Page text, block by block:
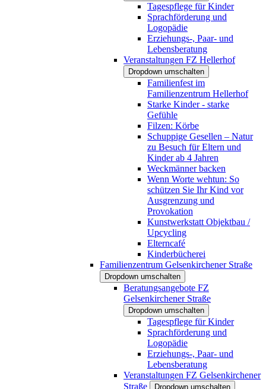
Tagespflege für Kinder
Sprachförderung und
Logopädie
Erziehungs-, Paar- und
Lebensberatung
Veranstaltungen FZ Hellerhof
Dropdown umschalten
Familienfest im
Familienzentrum Hellerhof
Starke Kinder - starke
Gefühle
Filzen: Körbe
Schuppige Gesellen – Natur
zu Besuch für Eltern und
Kinder ab 4 Jahren
Weckmänner backen
Wenn Worte wehtun: So
schützen Sie Ihr Kind vor
Ausgrenzung und
Provokation
Kunstwerkstatt Objektbau /
Upcycling
Elterncafé
Kinderbücherei
Familienzentrum Gelsenkirchener Straße
Dropdown umschalten
Beratungsangebote FZ
Gelsenkirchener Straße
Dropdown umschalten
Tagespflege für Kinder
Sprachförderung und
Logopädie
Erziehungs-, Paar- und
Lebensberatung
Veranstaltungen FZ Gelsenkirchener
Straße
Dropdown umschalten